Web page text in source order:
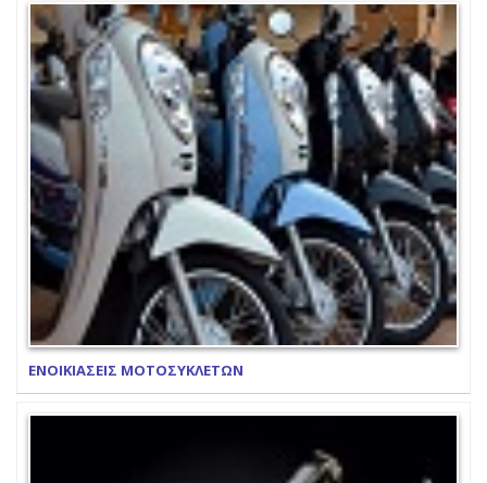
ΕΝΟΙΚΙΑΣΕΙΣ ΜΟΤΟΣΥΚΛΕΤΩΝ